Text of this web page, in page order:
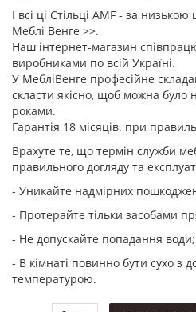
І всі ці Стільці AMF - за
Меблі Венге >>.
Наш інтернет-магазин
виробниками по всій Україні.
У МебліВенге професійне
скласти якісно, щоб можна було
роками.
Гарантія 18 місяців. при
Врахуте те, що термін служби
правильного догляду та
- Уникайте надмірних
- Протерайте тільки засобами
- Не допускайте попадання води;
- В кімнаті повинно бути сухо з
температурою.